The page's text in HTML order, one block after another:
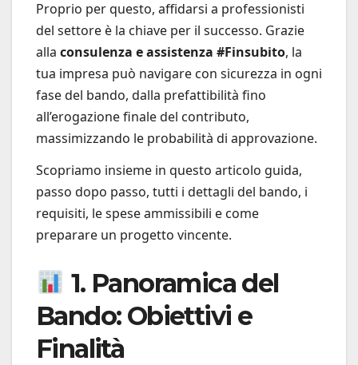
Proprio per questo, affidarsi a professionisti
del settore è la chiave per il successo. Grazie
alla consulenza e assistenza #Finsubito, la
tua impresa può navigare con sicurezza in ogni
fase del bando, dalla prefattibilità fino
all’erogazione finale del contributo,
massimizzando le probabilità di approvazione.
Scopriamo insieme in questo articolo guida,
passo dopo passo, tutti i dettagli del bando, i
requisiti, le spese ammissibili e come
preparare un progetto vincente.
1. Panoramica del
Bando: Obiettivi e
Finalità